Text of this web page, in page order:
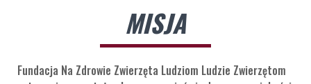
MISJA
Fundacja Na Zdrowie Zwierzęta Ludziom Ludzie Zwierzętom